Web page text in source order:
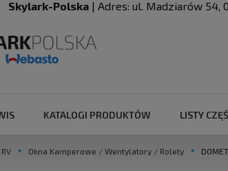
Skylark-Polska| Adres: ul. Madziarów 54,
KATALOGI PRODUKTÓW LISTY
Okna Kamperowe / Wentylatory / Rolety